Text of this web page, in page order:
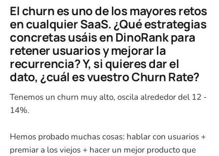
El churn es uno de los mayores retos
en cualquier SaaS. ¿Qué estrategias
concretas usáis en DinoRank para
retener usuarios y mejorar la
recurrencia? Y, si quieres dar el
dato, ¿cuál es vuestro Churn Rate?
Tenemos un churn muy alto, oscila alrededor del 12 -
14%.
Hemos probado muchas cosas: hablar con usuarios +
premiar a los viejos + hacer un mejor producto que